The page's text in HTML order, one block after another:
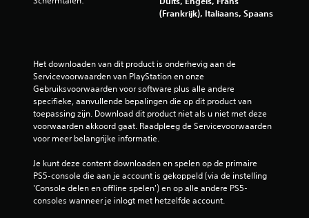
1
o
d
(Frankrijk), Italiaans, Spaans
Het downloaden van dit product is onderhevig aan de
Servicevoorwaarden van PlayStation en onze
Gebruiksvoorwaarden voor software plus alle andere
specifieke, aanvullende bepalingen die op dit product van
toepassing zijn. Download dit product niet als u niet met deze
voorwaarden akkoord gaat. Raadpleeg de Servicevoorwaarden
voor meer belangrijke informatie.
Je kunt deze content downloaden en spelen op de primaire
PS5-console die aan je account is gekoppeld (via de instelling
'Console delen en offline spelen') en op alle andere PS5-
consoles wanneer je inlogt met hetzelfde account.